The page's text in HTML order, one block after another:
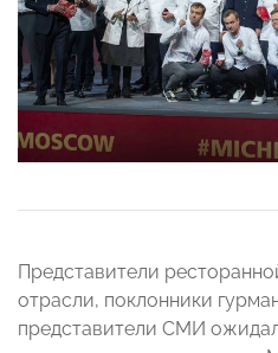
Представители
отрасли, поклонники
представители СМИ